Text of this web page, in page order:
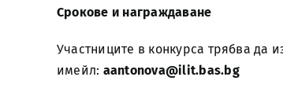
Срокове и награждаване
Участниците в конкурса трябва да
имейл: aantonova@ilit.bas.bg